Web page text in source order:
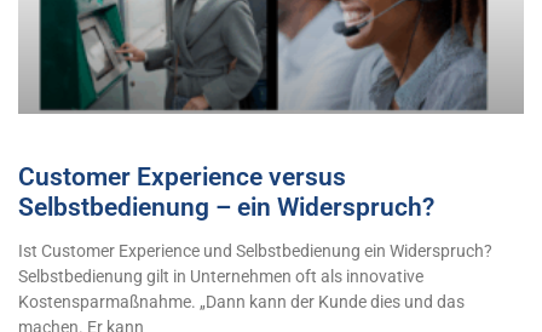
Customer Experience versus
Selbstbedienung – ein Widerspruch?
Ist Customer Experience und Selbstbedienung ein Widerspruch?
Selbstbedienung gilt in Unternehmen oft als innovative
Kostensparmaßnahme. „Dann kann der Kunde dies und das
machen. Er kann